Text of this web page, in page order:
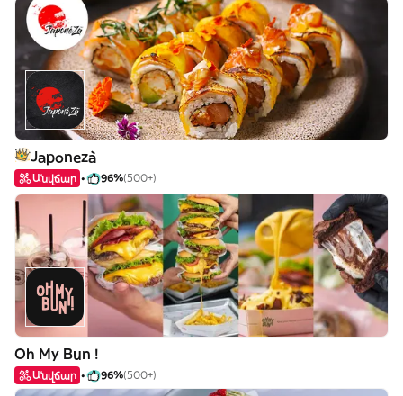
Japonezà
Անվճար 96%(500+)
Oh My Bun !
Անվճար 96%(500+)